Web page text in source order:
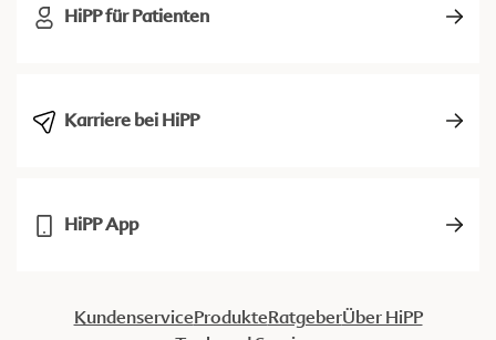
HiPP für Patienten
Karriere bei HiPP
HiPP App
KundenserviceProdukteRatgeberÜber HiPP